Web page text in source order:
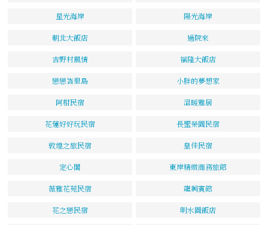
星光海岸 陽光海岸
朝北大飯店 過院來
吉野村風情 福隆大飯店
戀戀峇里島 小胖的夢想家
阿柑民宿 溫暖雅居
花蓮好好玩民宿 長聖榮園民宿
敦煌之旅民宿 皇佳民宿
定心閣 東岸精緻商務旅館
薇雅花苑民宿 龍興賓館
花之戀民宿 明水園飯店